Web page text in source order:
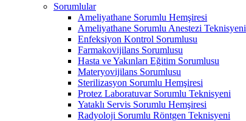
Sorumlular
Ameliyathane Sorumlu Hemşiresi
Ameliyathane Sorumlu Anestezi Teknisyeni
Enfeksiyon Kontrol Sorumlusu
Farmakovijilans Sorumlusu
Hasta ve Yakınları Eğitim Sorumlusu
Materyovijilans Sorumlusu
Sterilizasyon Sorumlu Hemşiresi
Protez Laboratuvar Sorumlu Teknisyeni
Yataklı Servis Sorumlu Hemşiresi
Radyoloji Sorumlu Röntgen Teknisyeni